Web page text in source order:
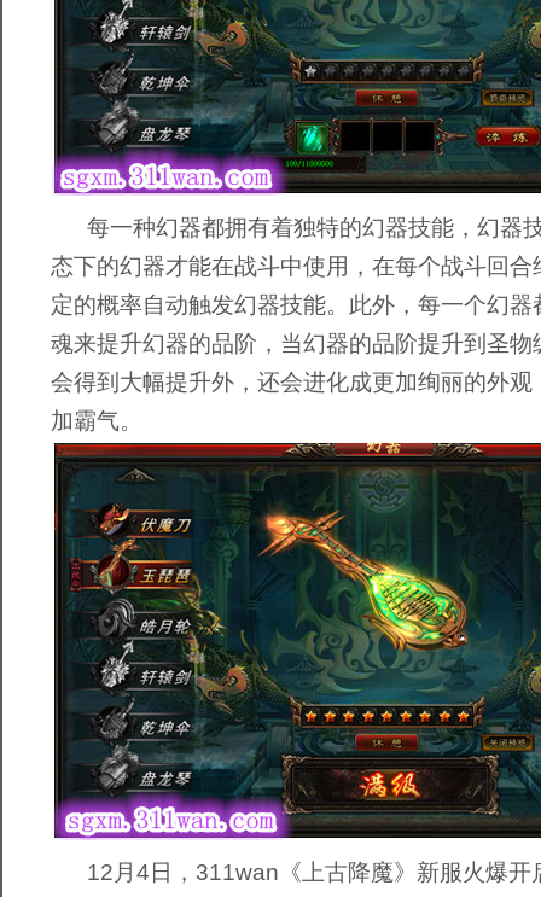
每一种幻器都拥有着独特的幻器技能，幻器
态下的幻器才能在战斗中使用，在每个战斗回
定的概率自动触发幻器技能。此外，每一个幻
魂来提升幻器的品阶，当幻器的品阶提升到圣物
会得到大幅提升外，还会进化成更加绚丽的外观
加霸气。
12月4日，311wan《上古降魔》新服火爆开